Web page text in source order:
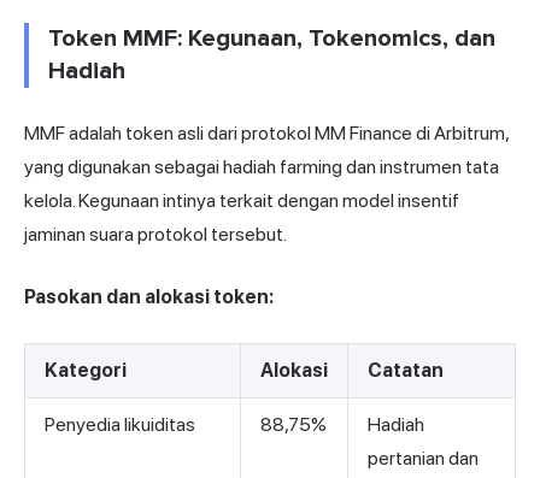
Token MMF: Kegunaan, Tokenomics, dan
Hadiah
MMF adalah token asli dari protokol MM Finance di Arbitrum,
yang digunakan sebagai hadiah farming dan instrumen tata
kelola. Kegunaan intinya terkait dengan model insentif
jaminan suara protokol tersebut.
Pasokan dan alokasi token:
Kategori Alokasi Catatan
Penyedia likuiditas 88,75%
Hadiah
pertanian dan